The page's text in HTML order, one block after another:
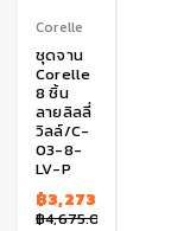
Corelle
ชุดจาน
Corelle
8 ชิ้น
ลายลิลลี่
วิลล์/C-
03-8-
LV-P
฿4,675.00
฿3,273.00